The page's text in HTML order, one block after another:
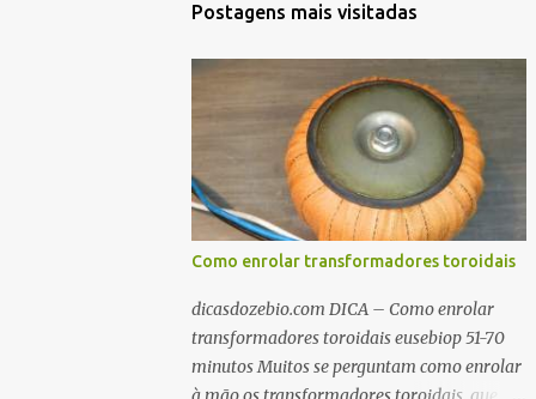
Postagens mais visitadas
Como enrolar transformadores toroidais
dicasdozebio.com DICA – Como enrolar
transformadores toroidais eusebiop 51-70
minutos Muitos se perguntam como enrolar